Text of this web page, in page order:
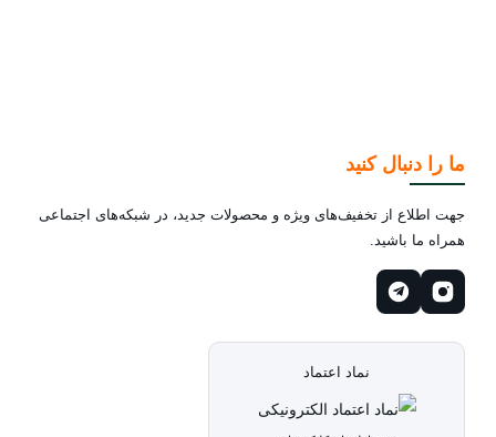
ما را دنبال کنید
جهت اطلاع از تخفیف‌های ویژه و محصولات جدید، در شبکه‌های اجتماعی
همراه ما باشید.
نماد اعتماد